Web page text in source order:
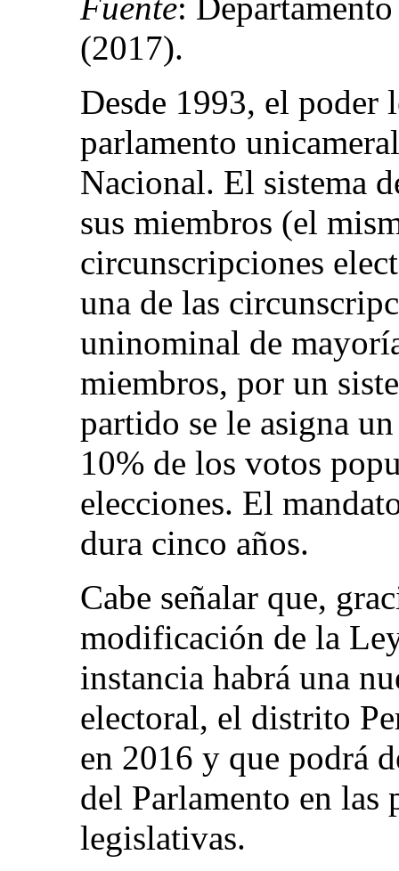
(2017).
Desde 1993, el poder
parlamento
Nacional. El sistema
sus miembros (el
circunscripciones
una de las
uninominal de
miembros, por un
partido se le asigna
10% de los votos
elecciones. El
dura cinco años.
Cabe señalar que,
modificación de la
instancia habrá una
electoral, el distrito
en 2016 y que podrá
del Parlamento en las
legislativas.